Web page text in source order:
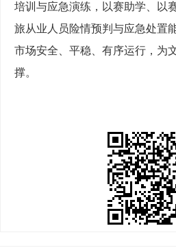
培训与应急演练，以赛助学、以
旅从业人员险情预判与应急处置
市场安全、平稳、有序运行，为
撑。